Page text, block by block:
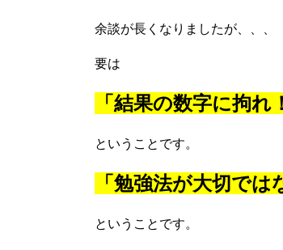
余談が長くなりましたが、、、
要は
「結果の数字に拘れ
ということです。
「勉強法が大切では
ということです。